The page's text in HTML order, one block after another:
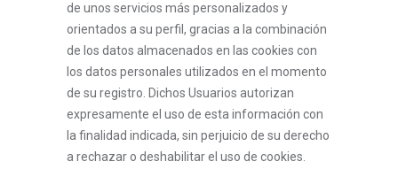
de unos servicios más personalizados y
orientados a su perfil, gracias a la combinación
de los datos almacenados en las cookies con
los datos personales utilizados en el momento
de su registro. Dichos Usuarios autorizan
expresamente el uso de esta información con
la finalidad indicada, sin perjuicio de su derecho
a rechazar o deshabilitar el uso de cookies.